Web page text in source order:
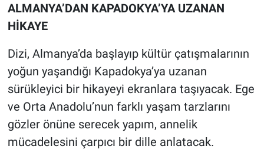
ALMANYA’DAN KAPADOKYA’YA UZANAN
HİKAYE
Dizi, Almanya’da başlayıp kültür çatışmalarının
yoğun yaşandığı Kapadokya’ya uzanan
sürükleyici bir hikayeyi ekranlara taşıyacak. Ege
ve Orta Anadolu’nun farklı yaşam tarzlarını
gözler önüne serecek yapım, annelik
mücadelesini çarpıcı bir dille anlatacak.